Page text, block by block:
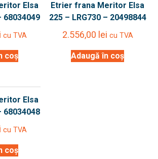
Elsa
68034049
cu TVA
coș
Etrier frana Meritor Elsa
225 – LRG730 – 20498844
2.556,00 lei cu TVA
Adaugă în coș
Elsa
68034048
cu TVA
coș